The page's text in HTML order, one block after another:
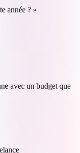
année ? »
avec un budget que